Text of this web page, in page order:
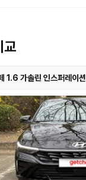
교
1.6 가솔린 인스퍼레이션